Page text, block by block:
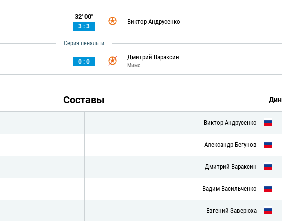
32' 00''
3 : 3
Виктор Андрусенко
Серия пенальти
0 : 0
Дмитрий Вараксин
Мимо
Составы
Виктор Андрусенко
Александр Бегунов
Дмитрий Вараксин
Вадим Васильченко
Евгений Заверюха